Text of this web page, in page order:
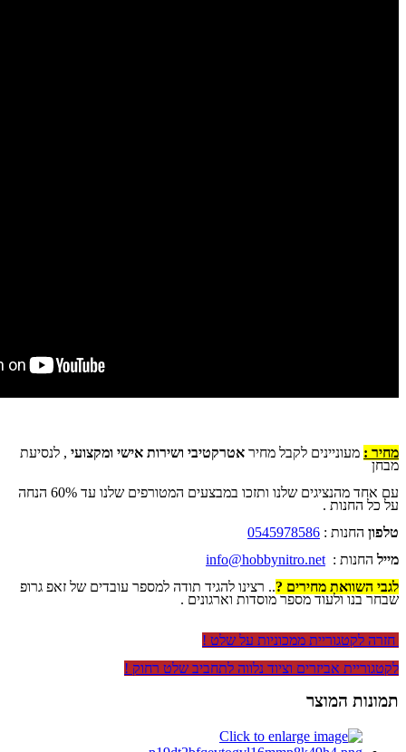
מחיר : מעוניינים לקבל מחיר אטרקטיבי ושירות אישי ומקצועי , לנסיעת
מבחן
עם אחד מהנציגים שלנו ותזכו במבצעים המטורפים שלנו עד 60% הנחה
על כל החנות .
טלפון החנות : 0545978586
מייל החנות : info@hobbynitro.net
לגבי השוואת מחירים ?.. רצינו להגיד תודה למספר עובדים של זאפ גרופ
שבחר בנו ולעוד מספר מוסדות וארגונים .
חזרה לקטגוריית ממכוניות על שלט !
לקטגוריית אביזרים וציוד נלווה לתחביב שלט רחוק !
תמונות המוצר